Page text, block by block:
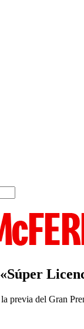
previa del Gran